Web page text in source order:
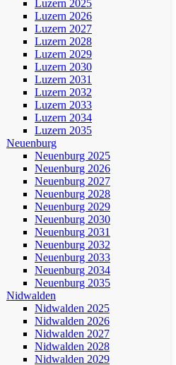
Luzern 2025
Luzern 2026
Luzern 2027
Luzern 2028
Luzern 2029
Luzern 2030
Luzern 2031
Luzern 2032
Luzern 2033
Luzern 2034
Luzern 2035
Neuenburg
Neuenburg 2025
Neuenburg 2026
Neuenburg 2027
Neuenburg 2028
Neuenburg 2029
Neuenburg 2030
Neuenburg 2031
Neuenburg 2032
Neuenburg 2033
Neuenburg 2034
Neuenburg 2035
Nidwalden
Nidwalden 2025
Nidwalden 2026
Nidwalden 2027
Nidwalden 2028
Nidwalden 2029